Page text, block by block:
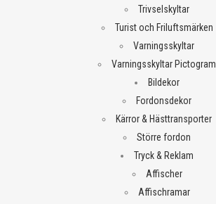
Trivselskyltar
Turist och Friluftsmärken
Varningsskyltar
Varningsskyltar Pictogram
Bildekor
Fordonsdekor
Kärror & Hästtransporter
Större fordon
Tryck & Reklam
Affischer
Affischramar